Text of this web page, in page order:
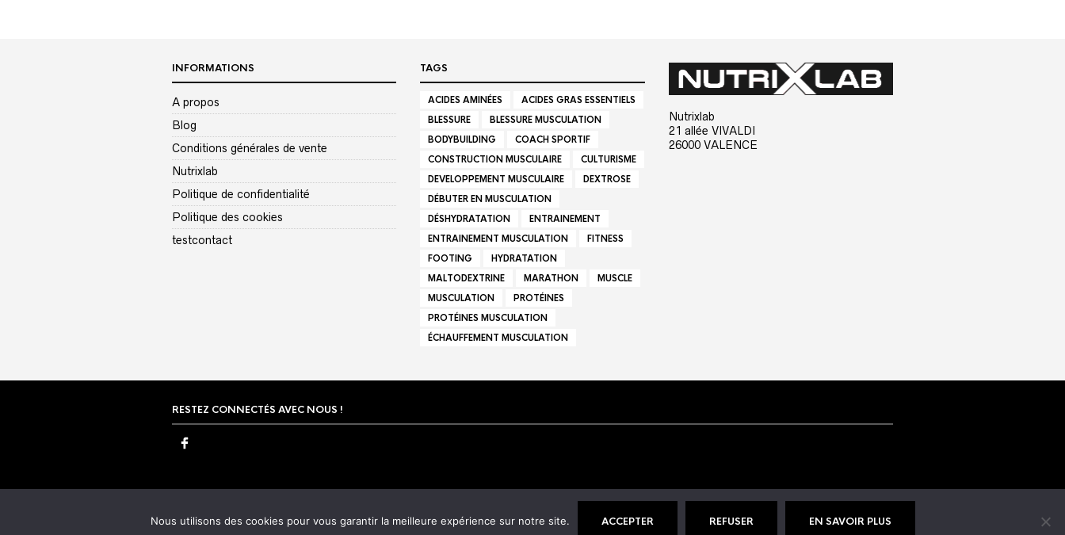
INFORMATIONS
A propos
Blog
Conditions générales de vente
Nutrixlab
Politique de confidentialité
Politique des cookies
testcontact
TAGS
ACIDES AMINÉES
ACIDES GRAS ESSENTIELS
BLESSURE
BLESSURE MUSCULATION
BODYBUILDING
COACH SPORTIF
CONSTRUCTION MUSCULAIRE
CULTURISME
DEVELOPPEMENT MUSCULAIRE
DEXTROSE
DÉBUTER EN MUSCULATION
DÉSHYDRATATION
ENTRAINEMENT
ENTRAINEMENT MUSCULATION
FITNESS
FOOTING
HYDRATATION
MALTODEXTRINE
MARATHON
MUSCLE
MUSCULATION
PROTÉINES
PROTÉINES MUSCULATION
ÉCHAUFFEMENT MUSCULATION
Nutrixlab
21 allée VIVALDI
26000 VALENCE
RESTEZ CONNECTÉS AVEC NOUS !
Nous utilisons des cookies pour vous garantir la meilleure expérience sur notre site. ACCEPTER REFUSER EN SAVOIR PLUS